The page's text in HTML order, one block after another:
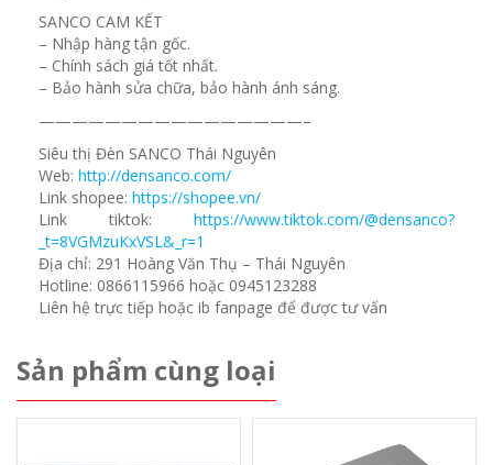
SANCO CAM KẾT
– Nhập hàng tận gốc.
– Chính sách giá tốt nhất.
– Bảo hành sửa chữa, bảo hành ánh sáng.
————————————————–
Siêu thị Đèn SANCO Thái Nguyên
Web: http://densanco.com/
Link shopee: https://shopee.vn/
Link tiktok: https://www.tiktok.com/@densanco?
_t=8VGMzuKxVSL&_r=1
Địa chỉ: 291 Hoàng Văn Thụ – Thái Nguyên
Hotline: 0866115966 hoặc 0945123288
Liên hệ trực tiếp hoặc ib fanpage để được tư vấn
Sản phẩm cùng loại